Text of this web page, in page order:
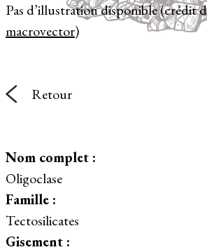
Pas d’illustration disponible (crédit
macrovector)
Retour
Nom complet :
Oligoclase
Famille :
Tectosilicates
Gisement :